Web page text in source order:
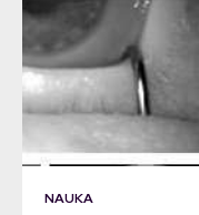
NAUKA